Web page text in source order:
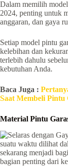
Dalam memilih
2024, penting untuk
anggaran, dan gaya
Setiap model pintu
kelebihan dan
terlebih dahulu
kebutuhan Anda.
Baca Juga :
Saat Membeli Pintu
Material Pintu